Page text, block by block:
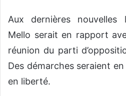
Aux dernières nouvelles
Mello serait en rapport
réunion du parti
Des démarches seraient
en liberté.